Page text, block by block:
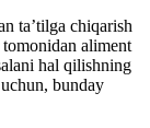
ta’tilga chiqarish
tomonidan aliment
hal qilishning
bunday